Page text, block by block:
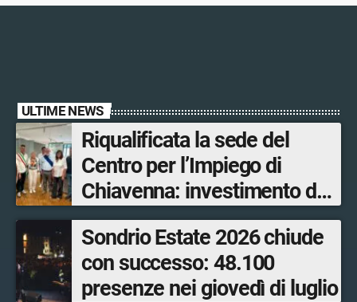
ULTIME NEWS
Riqualificata la sede del
Centro per l’Impiego di
Chiavenna: investimento da
quasi 250mila euro
Sondrio Estate 2026 chiude
con successo: 48.100
presenze nei giovedì di luglio